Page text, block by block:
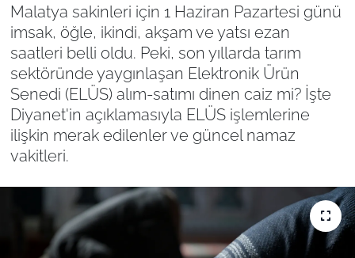
Malatya sakinleri için 1 Haziran Pazartesi günü
imsak, öğle, ikindi, akşam ve yatsı ezan
saatleri belli oldu. Peki, son yıllarda tarım
sektöründe yaygınlaşan Elektronik Ürün
Senedi (ELÜS) alım-satımı dinen caiz mi? İşte
Diyanet'in açıklamasıyla ELÜS işlemlerine
ilişkin merak edilenler ve güncel namaz
vakitleri.